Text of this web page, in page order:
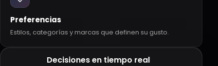
Preferencias
Estilos, categorías y marcas que definen su gusto.
Decisiones en tiempo real